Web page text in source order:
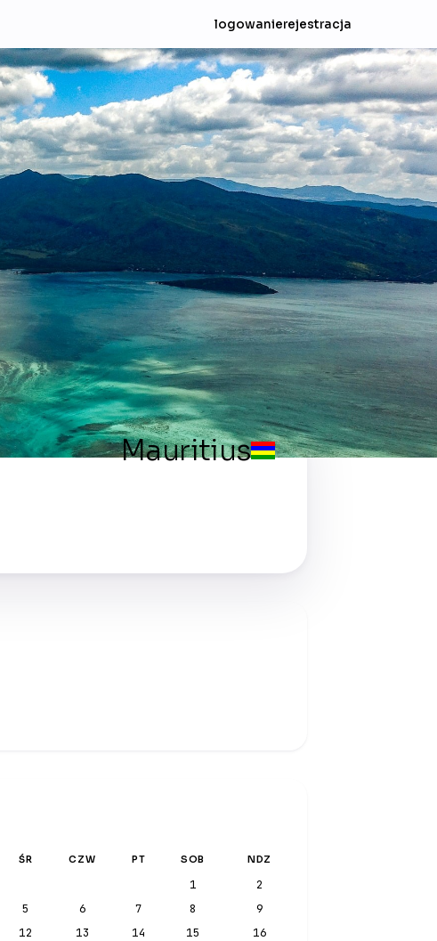
logowanierejestracja
Mauritius
ŚR CZW PT SOB NDZ
1
2
5 6 7 8
9
12 13 14 15
16